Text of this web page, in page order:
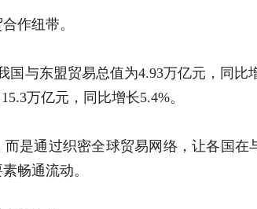
作纽带。
与东盟贸易总值为4.93万亿元，同比
万亿元，同比增长5.4%。
是通过织密全球贸易网络，让各国在
畅通流动。